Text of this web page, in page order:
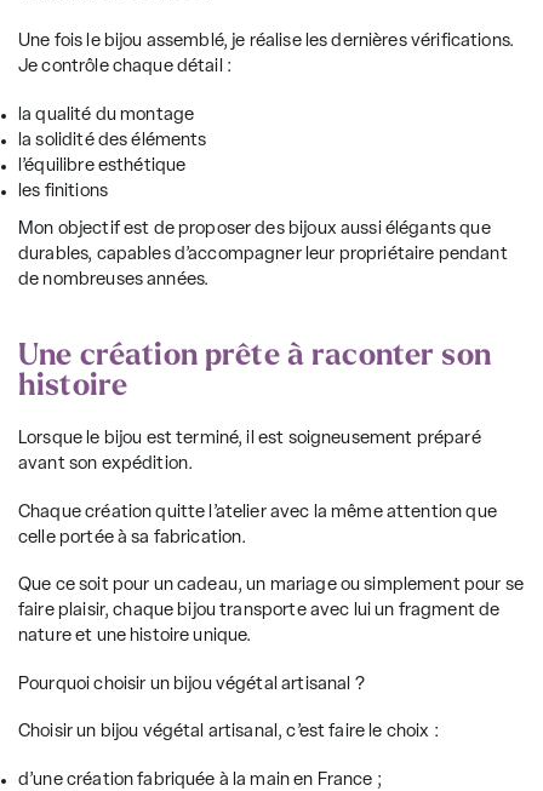
Une fois le bijou assemblé, je réalise les dernières vérifications.
Je contrôle chaque détail :
la qualité du montage
la solidité des éléments
l’équilibre esthétique
les finitions
Mon objectif est de proposer des bijoux aussi élégants que
durables, capables d’accompagner leur propriétaire pendant
de nombreuses années.
Une création prête à raconter son
histoire
Lorsque le bijou est terminé, il est soigneusement préparé
avant son expédition.
Chaque création quitte l’atelier avec la même attention que
celle portée à sa fabrication.
Que ce soit pour un cadeau, un mariage ou simplement pour se
faire plaisir, chaque bijou transporte avec lui un fragment de
nature et une histoire unique.
Pourquoi choisir un bijou végétal artisanal ?
Choisir un bijou végétal artisanal, c’est faire le choix :
d’une création fabriquée à la main en France ;